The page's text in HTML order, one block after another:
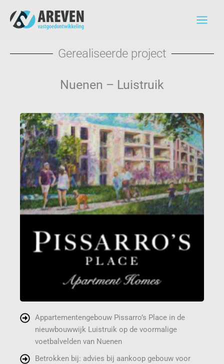
naar
Gerealiseerde project
Nuenen – Luistruik
Appartementengebouw Pissarro’s Place in de
nieuwbouwwijk Luistruik op de voormalige
voetbalvelden van Nuenen
Betrokken bij: advies bij aankoop gebouw voor